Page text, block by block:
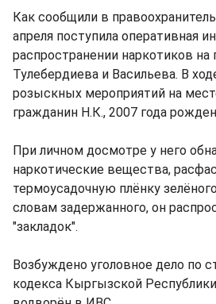
Как сообщили в
апреля поступила оперативная
распространении наркотиков на
Тулебердиева и Васильева. В
розыскных мероприятий на
гражданин Н.К., 2007 года
При личном досмотре у него
наркотические вещества,
термоусадочную плёнку
словам задержанного, он
"закладок".
Возбуждено уголовное дело по
кодекса Кыргызской